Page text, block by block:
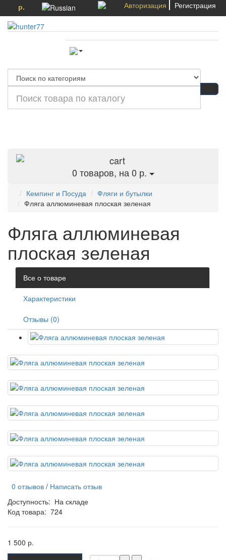
р. Авторизация Регистрация
0 товаров, на 0 р.
Кемпинг и Посуда
Фляги и бутылки
Фляга аллюминевая плоская зеленая
Фляга аллюминевая
плоская зеленая
Все о товаре
Характеристики
Отзывы (0)
0 отзывов / Написать отзыв
Доступность: На складе
Код товара: 724
1 500 р.